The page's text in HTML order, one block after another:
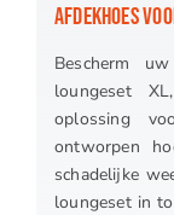
AFDEKHOES
Bescherm
loungeset
oplossing
ontworpen
schadelijke
loungeset in